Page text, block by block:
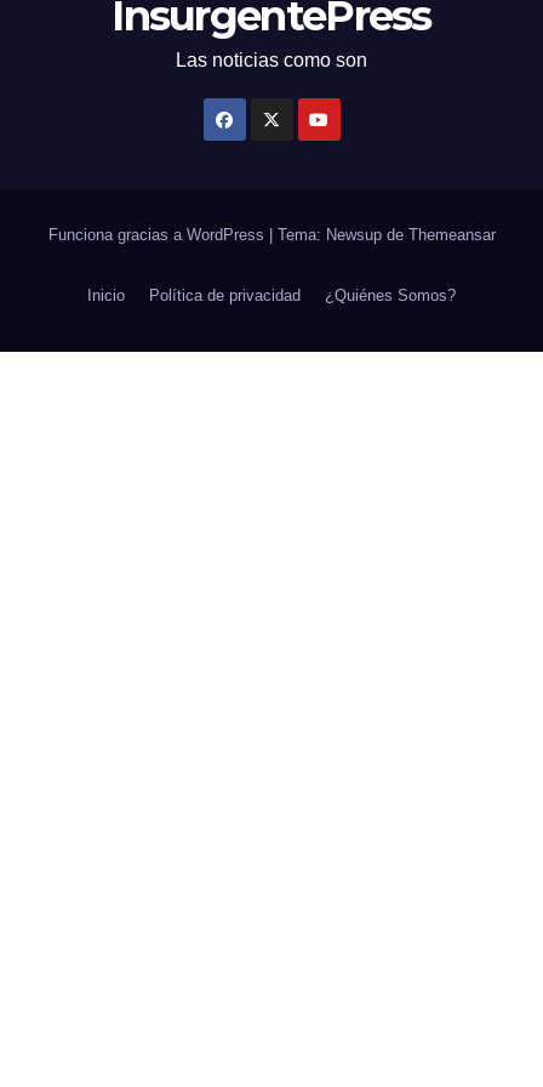
InsurgentePress
Las noticias como son
Funciona gracias a WordPress | Tema: Newsup de Themeansar
Inicio Política de privacidad ¿Quiénes Somos?